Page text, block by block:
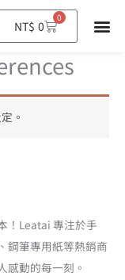
NT$ 0
0
購
物
！Leatai 專注於手
鋼筆專用紙等熱銷商
感動的每一刻。
。